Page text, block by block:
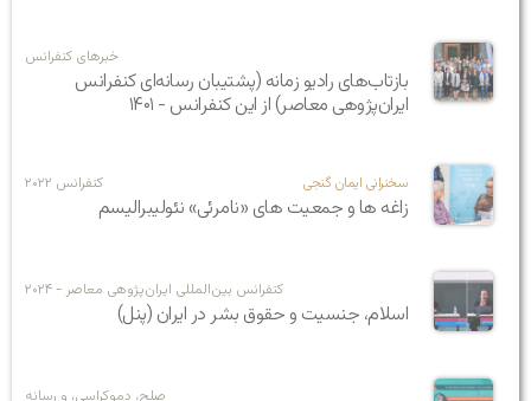
خبرهای کنفرانس
بازتاب‌های رادیو زمانه (پشتیبان رسانه‌ای کنفرانس
ایران‌پژوهی معاصر) از این کنفرانس - ۱۴۰۱
سخنرانی ایمان گنجی کنفرانس ۲۰۲۲
زاغه ها و جمعیت های «نامرئی» نئولیبرالیسم
کنفرانس بین‌المللی ایران‌پژوهی معاصر - ۲۰۲۴
اسلام، جنسیت و حقوق بشر در ایران (پنل)
صلح، دموکراسی، و رسانه